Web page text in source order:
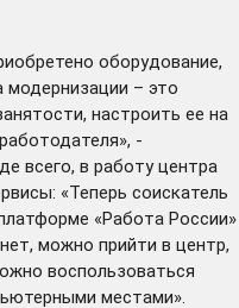
оборудование,
модернизации – это
настроить ее на
-
всего, в работу центра
«Теперь соискатель
«Работа России»
можно прийти в центр,
воспользоваться
местами».